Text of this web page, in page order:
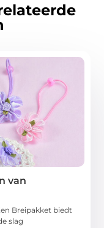
van
Breipakket biedt
slag